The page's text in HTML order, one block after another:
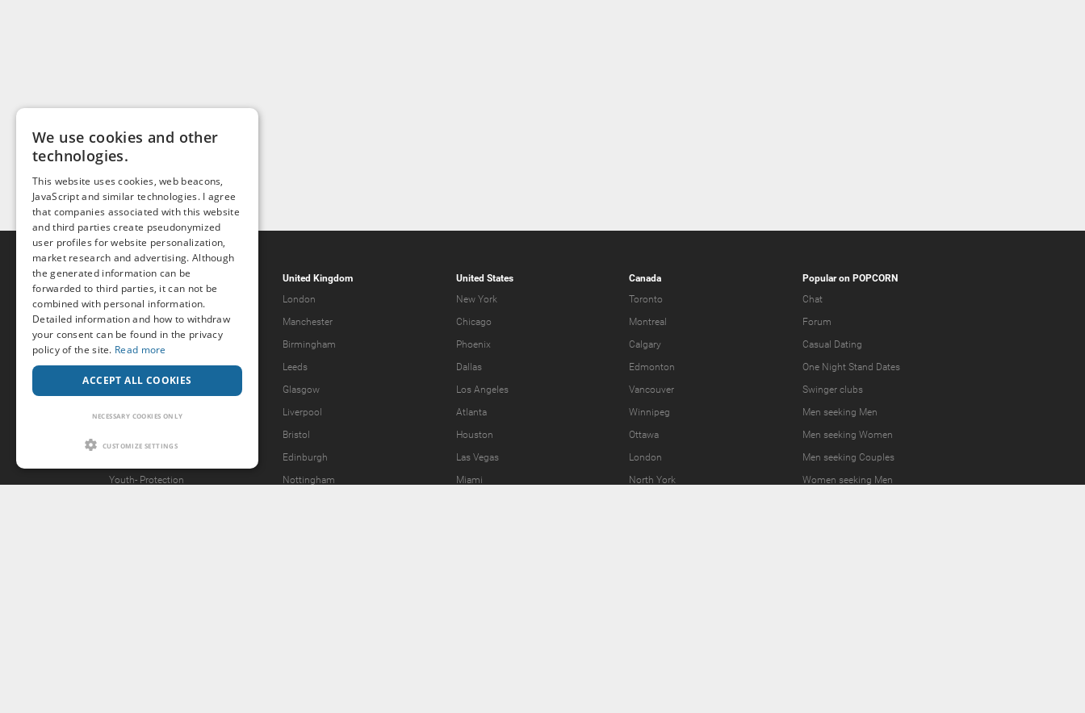
Popcorn.dating
Help & Support
Guidelines
Terms & Conditions
Legal Notice
Forgot password?
Youth- Protection
United Kingdom
London
Manchester
Birmingham
Leeds
Glasgow
Liverpool
Bristol
Edinburgh
Nottingham
United States
New York
Chicago
Phoenix
Dallas
Los Angeles
Atlanta
Houston
Las Vegas
Miami
Canada
Toronto
Montreal
Calgary
Edmonton
Vancouver
Winnipeg
Ottawa
London
North York
Popular on POPCORN
Chat
Forum
Casual Dating
One Night Stand Dates
Swinger clubs
Men seeking Men
Men seeking Women
Men seeking Couples
Women seeking Men
We use cookies and other
technologies.
This website uses cookies, web beacons,
JavaScript and similar technologies. I agree
that companies associated with this website
and third parties create pseudonymized
user profiles for website personalization,
market research and advertising. Although
the generated information can be
forwarded to third parties, it can not be
combined with personal information.
Detailed information and how to withdraw
your consent can be found in the privacy
policy of the site. Read more
ACCEPT ALL COOKIES
NECESSARY COOKIES ONLY
CUSTOMIZE SETTINGS